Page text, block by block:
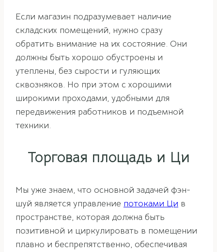
Если магазин подразумевает наличие
складских помещений, нужно сразу
обратить внимание на их состояние. Они
должны быть хорошо обустроены и
утеплены, без сырости и гуляющих
сквозняков. Но при этом с хорошими
широкими проходами, удобными для
передвижения работников и подъемной
техники.
Торговая площадь и Ци
Мы уже знаем, что основной задачей фэн-
шуй является управление потоками Ци в
пространстве, которая должна быть
позитивной и циркулировать в помещении
плавно и беспрепятственно, обеспечивая